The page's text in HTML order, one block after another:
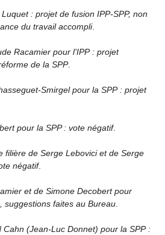
: projet de fusion IPP-SPP, non
du travail accompli.
Racamier pour l’IPP : projet
de la SPP.
Smirgel pour la SPP : projet
pour la SPP : vote négatif.
filière de Serge Lebovici et de Serge
négatif.
et de Simone Decobert pour
suggestions faites au Bureau.
Cahn (Jean-Luc Donnet) pour la SPP :